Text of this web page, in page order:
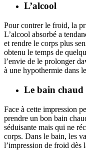
L’alcool
Pour contrer le froid, la
L’alcool absorbé a
et rendre le corps plus
obtenu le temps de
l’envie de le prolonger
à une hypothermie dans
Le bain chaud
Face à cette impression
prendre un bon bain
séduisante mais qui ne
corps. Dans le bain, les
l’impression de froid dès